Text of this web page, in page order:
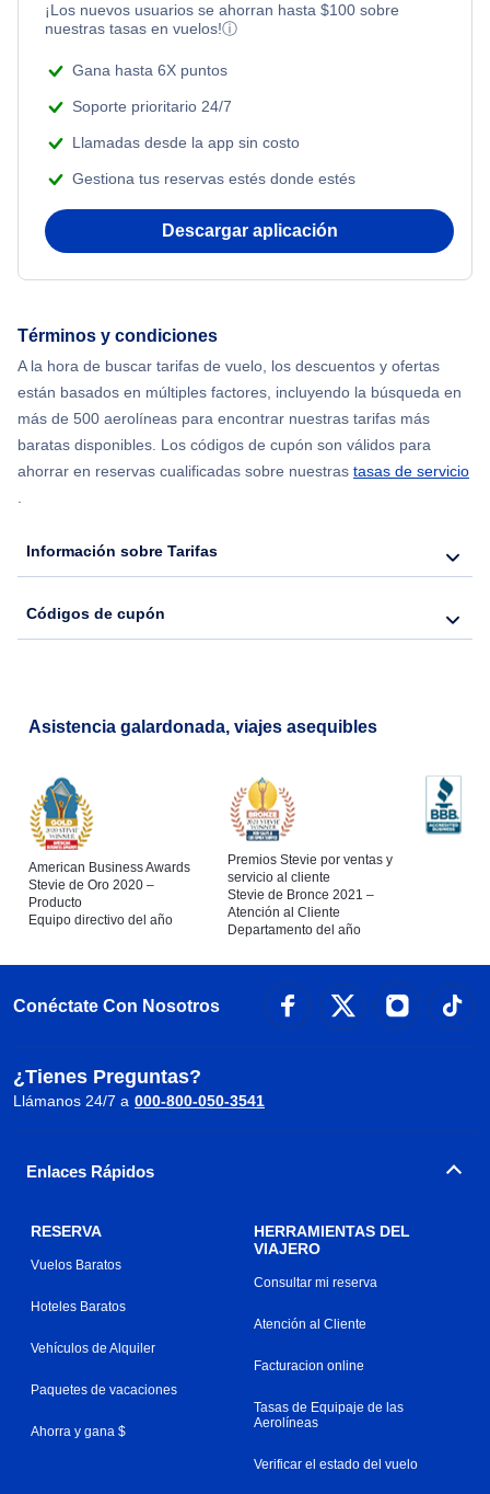
¡Los nuevos usuarios se ahorran hasta $100 sobre
nuestras tasas en vuelos!ⓘ
Gana hasta 6X puntos
Soporte prioritario 24/7
Llamadas desde la app sin costo
Gestiona tus reservas estés donde estés
Descargar aplicación
Términos y condiciones
A la hora de buscar tarifas de vuelo, los descuentos y ofertas
están basados en múltiples factores, incluyendo la búsqueda en
más de 500 aerolíneas para encontrar nuestras tarifas más
baratas disponibles. Los códigos de cupón son válidos para
ahorrar en reservas cualificadas sobre nuestras tasas de servicio
.
Información sobre Tarifas
Códigos de cupón
Asistencia galardonada, viajes asequibles
American Business Awards
Stevie de Oro 2020 –
Producto
Equipo directivo del año
Premios Stevie por ventas y
servicio al cliente
Stevie de Bronce 2021 –
Atención al Cliente
Departamento del año
Conéctate Con Nosotros
¿Tienes Preguntas?
Llámanos 24/7 a 000-800-050-3541
Enlaces Rápidos
RESERVA
Vuelos Baratos
Hoteles Baratos
Vehículos de Alquiler
Paquetes de vacaciones
Ahorra y gana $
HERRAMIENTAS DEL
VIAJERO
Consultar mi reserva
Atención al Cliente
Facturacion online
Tasas de Equipaje de las
Aerolíneas
Verificar el estado del vuelo